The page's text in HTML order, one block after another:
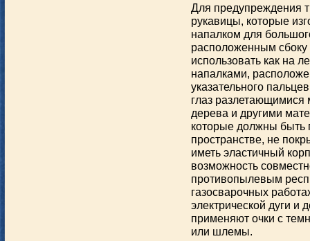
Для предупреждения
рукавицы, которые
напалком для
расположенным
использовать как на
напалками,
указательного
глаз
дерева и другими
которые должны быть
пространстве, не
иметь эластичный
возможность
противопылевым
газосварочных
электрической дуги и
применяют очки с
или шлемы.